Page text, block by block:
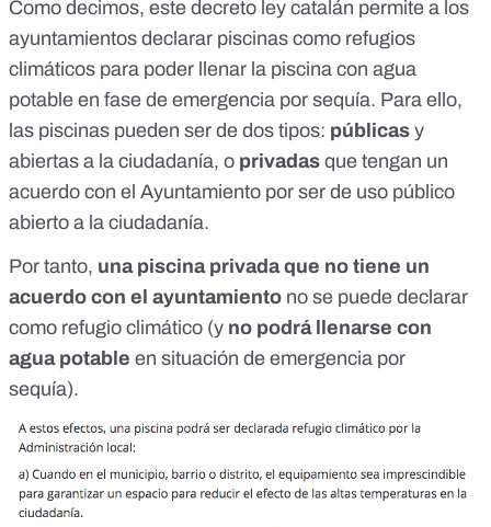
Como decimos, este decreto ley catalán permite a los
ayuntamientos declarar piscinas como refugios
climáticos para poder llenar la piscina con agua
potable en fase de emergencia por sequía. Para ello,
las piscinas pueden ser de dos tipos: públicas y
abiertas a la ciudadanía, o privadas que tengan un
acuerdo con el Ayuntamiento por ser de uso público
abierto a la ciudadanía.
Por tanto, una piscina privada que no tiene un
acuerdo con el ayuntamiento no se puede declarar
como refugio climático (y no podrá llenarse con
agua potable en situación de emergencia por
sequía).